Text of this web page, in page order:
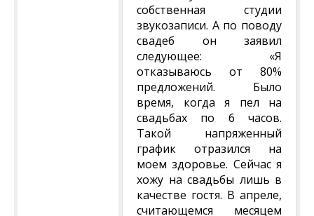
собственная студии
звукозаписи. А по поводу
свадеб он заявил
следующее: «Я
отказываюсь от 80%
предложений. Было
время, когда я пел на
свадьбах по 6 часов.
Такой напряженный
график отразился на
моем здоровье. Сейчас я
хожу на свадьбы лишь в
качестве гостя. В апреле,
считающемся месяцем